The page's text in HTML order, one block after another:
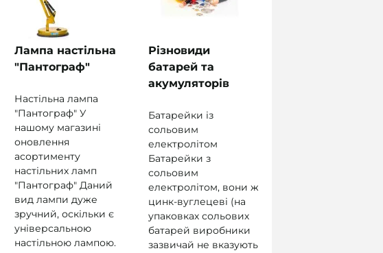
Лампа настільна
"Пантограф"
Настільна лампа
"Пантограф" У
нашому магазині
оновлення
асортименту
настільних ламп
"Пантограф" Даний
вид лампи дуже
зручний, оскільки є
універсальною
настільною лампою.
Різновиди
батарей та
акумуляторів
Батарейки із
сольовим
електролітом
Батарейки з
сольовим
електролітом, вони ж
цинк-вуглецеві (на
упаковках сольових
батарей виробники
зазвичай не вказують